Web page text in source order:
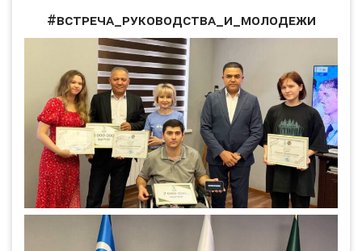
#встреча_руководства_и_молодежи